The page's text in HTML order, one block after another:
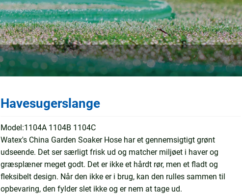
Havesugerslange
Model:1104A 1104B 1104C
Watex's China Garden Soaker Hose har et gennemsigtigt grønt
udseende. Det ser særligt frisk ud og matcher miljøet i haver og
græsplæner meget godt. Det er ikke et hårdt rør, men et fladt og
fleksibelt design. Når den ikke er i brug, kan den rulles sammen til
opbevaring, den fylder slet ikke og er nem at tage ud.